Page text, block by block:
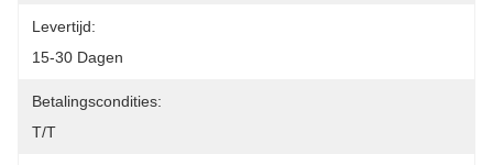
Levertijd:
15-30 Dagen
Betalingscondities:
T/T